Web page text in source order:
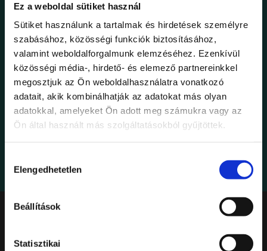
Ez a weboldal sütiket használ
Sütiket használunk a tartalmak és hirdetések személyre
szabásához, közösségi funkciók biztosításához,
valamint weboldalforgalmunk elemzéséhez. Ezenkívül
közösségi média-, hirdető- és elemező partnereinkkel
megosztjuk az Ön weboldalhasználatra vonatkozó
adatait, akik kombinálhatják az adatokat más olyan
adatokkal, amelyeket Ön adott meg számukra vagy az
Ön által használt más szolgáltatásokból gyűjtöttek.
kiválasztása
Elengedhetetlen
Beállítások
Statisztikai
Üdvözlettel:
A Mom Leroy csapata!
VISSZA A FŐOLDALRA